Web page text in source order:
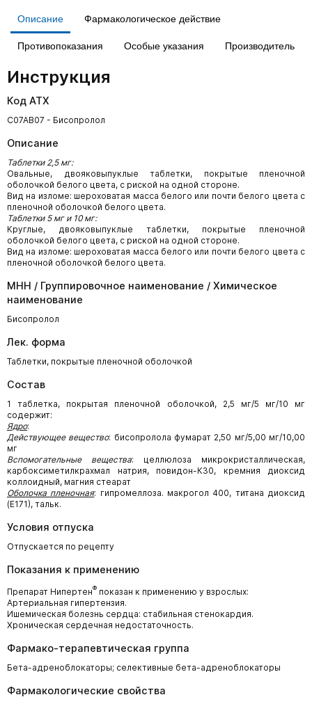
Описание Фармакологическое действие
Противопоказания Особые указания Производитель
Инструкция
Код АТХ
C07AB07 - Бисопролол
Описание
Таблетки 2,5 мг:
Овальные, двояковыпуклые таблетки, покрытые пленочной
оболочкой белого цвета, с риской на одной стороне.
Вид на изломе: шероховатая масса белого или почти белого цвета с
пленочной оболочкой белого цвета.
Таблетки 5 мг и 10 мг:
Круглые, двояковыпуклые таблетки, покрытые пленочной
оболочкой белого цвета, с риской на одной стороне.
Вид на изломе: шероховатая масса белого или почти белого цвета с
пленочной оболочкой белого цвета.
МНН / Группировочное наименование / Химическое
наименование
Бисопролол
Лек. форма
Таблетки, покрытые пленочной оболочкой
Состав
1 таблетка, покрытая пленочной оболочкой, 2,5 мг/5 мг/10 мг
содержит:
Ядро:
Действующее вещество: бисопролола фумарат 2,50 мг/5,00 мг/10,00
мг
Вспомогательные вещества: целлюлоза микрокристаллическая,
карбоксиметилкрахмал натрия, повидон-К30, кремния диоксид
коллоидный, магния стеарат
Оболочка пленочная: гипромеллоза. макрогол 400, титана диоксид
(Е171), тальк.
Условия отпуска
Отпускается по рецепту
Показания к применению
Препарат Нипертен® показан к применению у взрослых:
Артериальная гипертензия.
Ишемическая болезнь сердца: стабильная стенокардия.
Хроническая сердечная недостаточность.
Фармако-терапевтическая группа
Бета-адреноблокаторы; селективные бета-адреноблокаторы
Фармакологические свойства